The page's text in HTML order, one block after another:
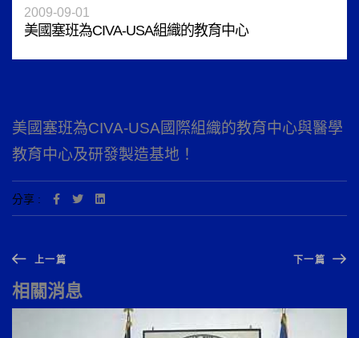
2009-09-01
美國塞班為CIVA-USA組織的教育中心
美國塞班為CIVA-USA國際組織的教育中心與醫學
教育中心及研發製造基地！
分享 :
上一篇 下一篇
相關消息